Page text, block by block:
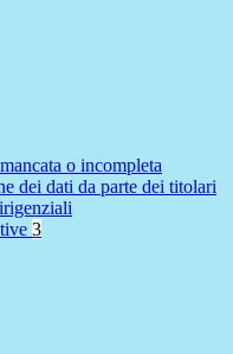
o incompleta
dei dati da parte dei titolari
3